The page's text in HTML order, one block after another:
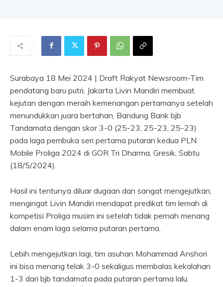
Surabaya 18 Mei 2024 | Draft Rakyat Newsroom-Tim
pendatang baru putri, Jakarta Livin Mandiri membuat
kejutan dengan meraih kemenangan pertamanya setelah
menundukkan juara bertahan, Bandung Bank bjb
Tandamata dengan skor 3-0 (25-23, 25-23, 25-23)
pada laga pembuka seri pertama putaran kedua PLN
Mobile Proliga 2024 di GOR Tri Dharma, Gresik, Sabtu
(18/5/2024).
Hasil ini tentunya diluar dugaan dan sangat mengejutkan,
mengingat Livin Mandiri mendapat predikat tim lemah di
kompetisi Proliga musim ini setelah tidak pernah menang
dalam enam laga selama putaran pertama.
Lebih mengejutkan lagi, tim asuhan Mohammad Anshori
ini bisa menang telak 3-0 sekaligus membalas kekalahan
1-3 dari bjb tandamata pada putaran pertama lalu.